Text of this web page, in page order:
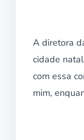
A diretora
cidade
com essa
mim,